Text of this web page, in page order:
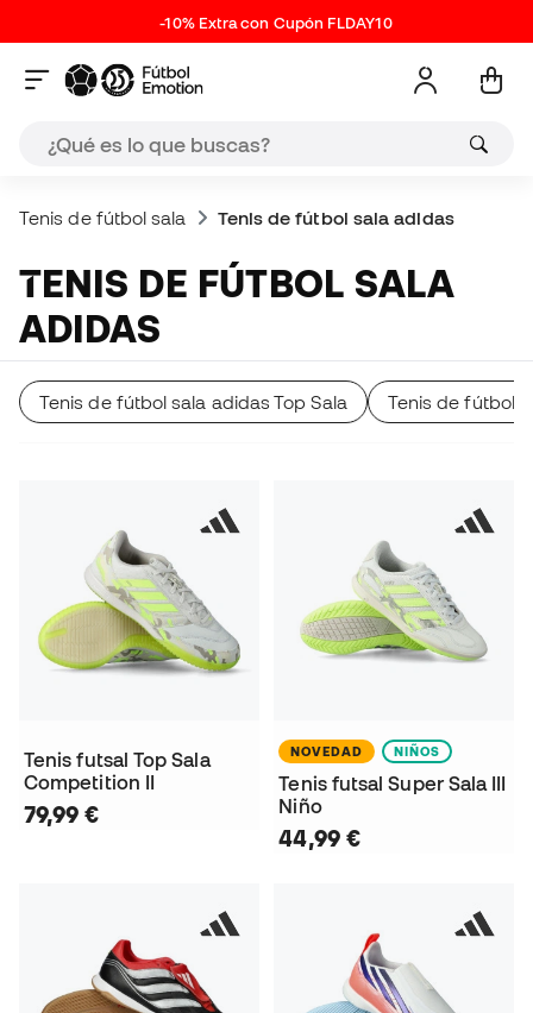
-10% Extra con Cupón FLDAY10
Tenis de fútbol sala Tenis de fútbol sala adidas
TENIS DE FÚTBOL SALA
ADIDAS
Tenis de fútbol sala adidas Top Sala Tenis de fútbol
Tenis futsal Top Sala
Competition II
79,99 €
NOVEDAD NIÑOS
Tenis futsal Super Sala III
Niño
44,99 €